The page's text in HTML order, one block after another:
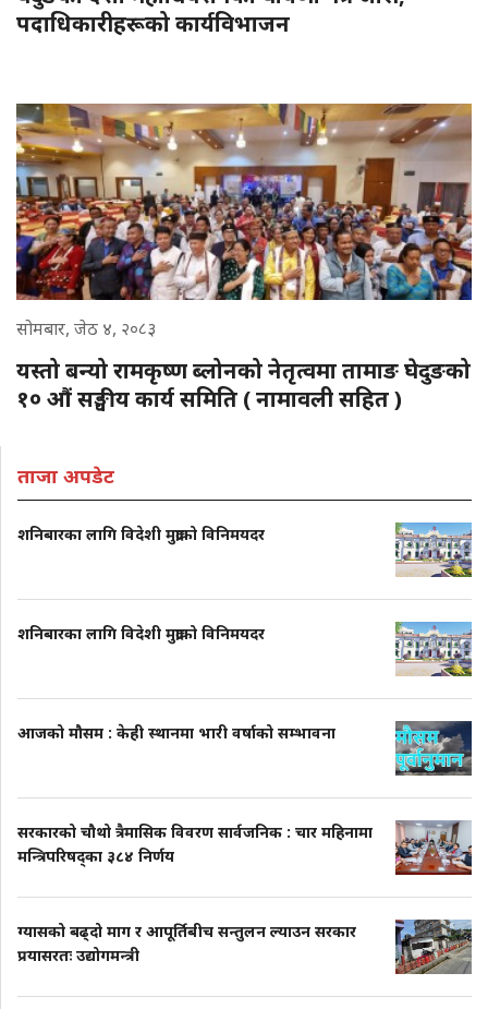
पदाधिकारीहरूको कार्यविभाजन
सोमबार, जेठ ४, २०८३
यस्तो बन्यो रामकृष्ण ब्लोनको नेतृत्वमा तामाङ घेदुङको
१० औं सङ्घीय कार्य समिति ( नामावली सहित )
ताजा अपडेट
शनिबारका लागि विदेशी मुद्राको विनिमयदर
शनिबारका लागि विदेशी मुद्राको विनिमयदर
आजको मौसम : केही स्थानमा भारी वर्षाको सम्भावना
सरकारको चौथो त्रैमासिक विवरण सार्वजनिक : चार महिनामा
मन्त्रिपरिषद्का ३८४ निर्णय
ग्यासको बढ्दो माग र आपूर्तिबीच सन्तुलन ल्याउन सरकार
प्रयासरतः उद्योगमन्त्री